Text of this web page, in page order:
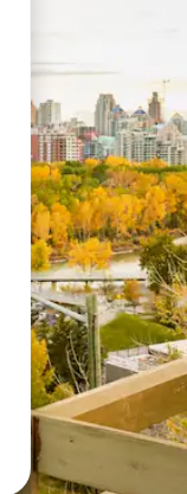
les flèches vers le